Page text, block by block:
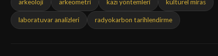
arkeoloji arkeometri kazı yöntemleri kültürel miras
laboratuvar analizleri radyokarbon tarihlendirme